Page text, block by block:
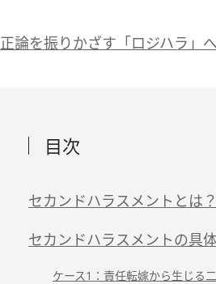
正論を振りかざす「ロジハラ」
目次
セカンドハラスメントとは？
セカンドハラスメントの具
ケース1：責任転嫁から生じる